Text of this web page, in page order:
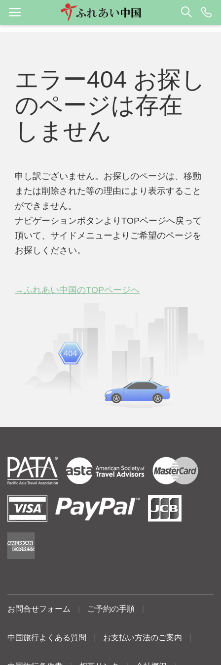
エラー404 お探し
のページは存在
しません
申し訳ございません。お探しのページは、移動
または削除された等の理由により表示すること
ができません。
ナビゲーションボタンよりTOPページへ戻って
頂いて、サイドメニューよりご希望のページを
お探しください。
→ふれあい中国のTOPページへ
お問合せフォーム ご予約の手順
中国旅行よくある質問 お支払い方法のご案内